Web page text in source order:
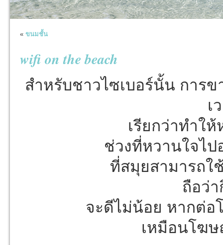
« ขนมชั้น
wifi on the beach
สำหรับชาวไซเบอร์นั้น การข
เ
เรียกว่าทำใ
ช่วงที่หวานใจไป
ที่สมุยสามารถใ
ถือว่า
จะดีไม่น้อย หากต่อ
เหมือนโฆ